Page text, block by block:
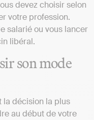
devez choisir selon
votre profession.
salarié ou vous lancer
libéral.
son mode
la décision la plus
au début de votre